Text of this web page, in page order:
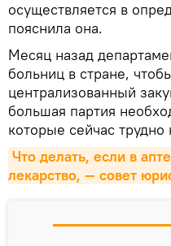
осуществляется в
пояснила она.
Месяц назад
больниц в стране,
централизованный
большая партия
которые сейчас трудно
Что делать, если в
лекарство, — совет